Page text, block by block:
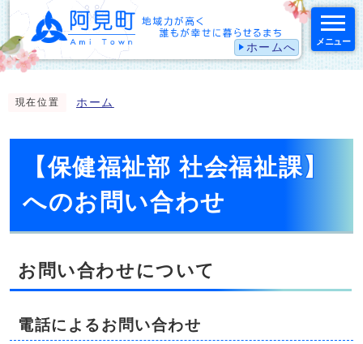
ホームへ メニュー
現在位置 ホーム
【保健福祉部 社会福祉課】
へのお問い合わせ
お問い合わせについて
電話によるお問い合わせ